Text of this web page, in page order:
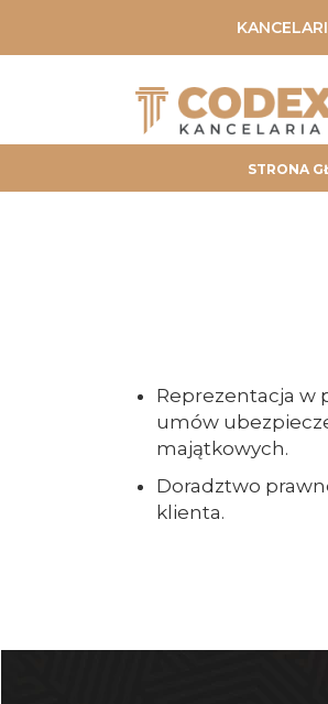
STRONA
Reprezentacja w
umów
majątkowych.
Doradztwo
klienta.